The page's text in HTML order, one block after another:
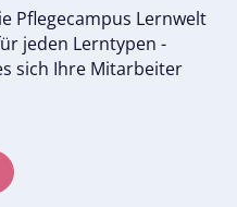
Pflegecampus Lernwelt
jeden Lerntypen -
sich Ihre Mitarbeiter